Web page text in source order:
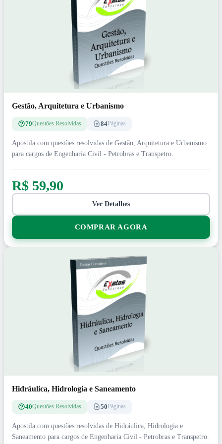
Gestão, Arquitetura e Urbanismo
79Questões Resolvidas 84Páginas
Apostila com questões resolvidas de Gestão, Arquitetura e Urbanismo
para cargos de Engenharia Civil - Petrobras e Transpetro.
R$ 59,90
Ver Detalhes
COMPRAR AGORA
Hidráulica, Hidrologia e Saneamento
40Questões Resolvidas 50Páginas
Apostila com questões resolvidas de Hidráulica, Hidrologia e
Saneamento para cargos de Engenharia Civil - Petrobras e Transpetro.